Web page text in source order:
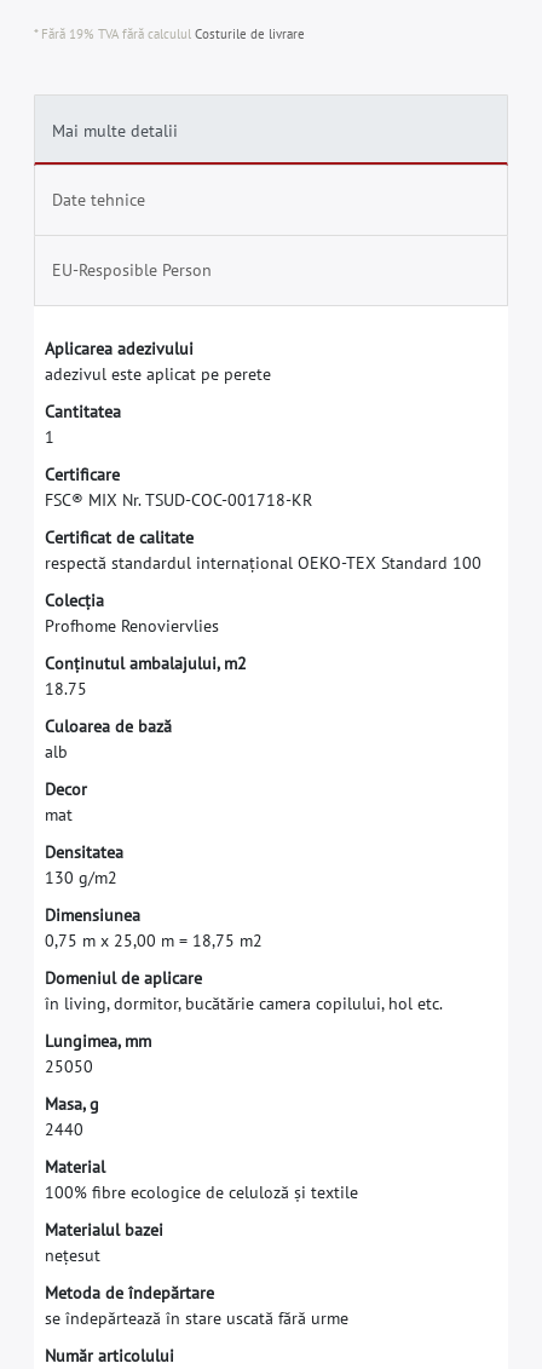
* Fără 19% TVA fără calculul Costurile de livrare
Mai multe detalii
Date tehnice
EU-Resposible Person
Aplicarea adezivului
adezivul este aplicat pe perete
Cantitatea
1
Certifcare
FSC® MIX Nr. TSUD-COC-001718-KR
Certifcat de calitate
respectă standardul internațional OEKO-TEX Standard 100
Colecția
Profhome Renoviervlies
Conținutul ambalajului, m2
18.75
Culoarea de bază
alb
Decor
mat
Densitatea
130 g/m2
Dimensiunea
0,75 m x 25,00 m = 18,75 m2
Domeniul de aplicare
în living, dormitor, bucătărie camera copilului, hol etc.
Lungimea, mm
25050
Masa, g
2440
Material
100% fbre ecologice de celuloză și textile
Materialul bazei
nețesut
Metoda de îndepărtare
se îndepărtează în stare uscată fără urme
Număr articolului